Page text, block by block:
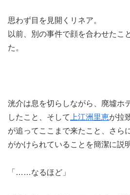
思わず目を見開くリネア。
以前、別の事件で顔を合わせたこ
た。
洸介は息を切らしながら、廃墟ホ
したこと、そして 上江洲里恵が拉
が追ってここまで来たこと、さら
がかけられていることを簡潔に説
「……なるほど」